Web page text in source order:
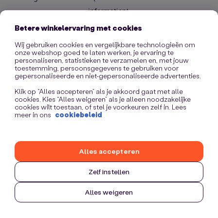
information).
Betere winkelervaring met cookies
Wij gebruiken cookies en vergelijkbare technologieën om
onze webshop goed te laten werken, je ervaring te
personaliseren, statistieken te verzamelen en, met jouw
toestemming, persoonsgegevens te gebruiken voor
gepersonaliseerde en niet-gepersonaliseerde advertenties.
Klik op “Alles accepteren” als je akkoord gaat met alle
cookies. Kies “Alles weigeren” als je alleen noodzakelijke
cookies wilt toestaan, of stel je voorkeuren zelf in. Lees
meer in ons cookiebeleid
Zelf instellen
Alles weigeren
Alles accepteren